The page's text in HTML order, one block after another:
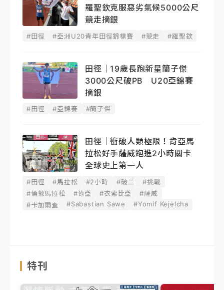
羅聖欽克服惡劣氣候5000公尺
競走摘銀
#田徑 #亞洲U20青年田徑錦標賽 #競走 #羅聖欽
田徑｜19歲長跑新星簡子傑
3000公尺破PB U20亞錦賽
摘銀
#田徑 #亞錦賽 #簡子傑
田徑｜衝破人類極限！肯亞馬
拉松好手薩威跑進2小時關卡
全球史上第一人
#田徑 #馬拉松 #2小時 #破二
#挑戰
#倫敦馬拉松
#肯亞 #衣索比亞
#薩威
#卡加爾查
#Sabastian Sawe #Yomif Kejelcha
特刊